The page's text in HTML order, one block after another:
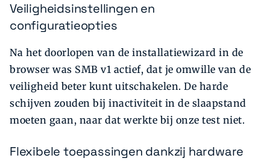
Veiligheidsinstellingen en
configuratieopties
Na het doorlopen van de installatiewizard in de
browser was SMB v1 actief, dat je omwille van de
veiligheid beter kunt uitschakelen. De harde
schijven zouden bij inactiviteit in de slaapstand
moeten gaan, naar dat werkte bij onze test niet.
Flexibele toepassingen dankzij hardware